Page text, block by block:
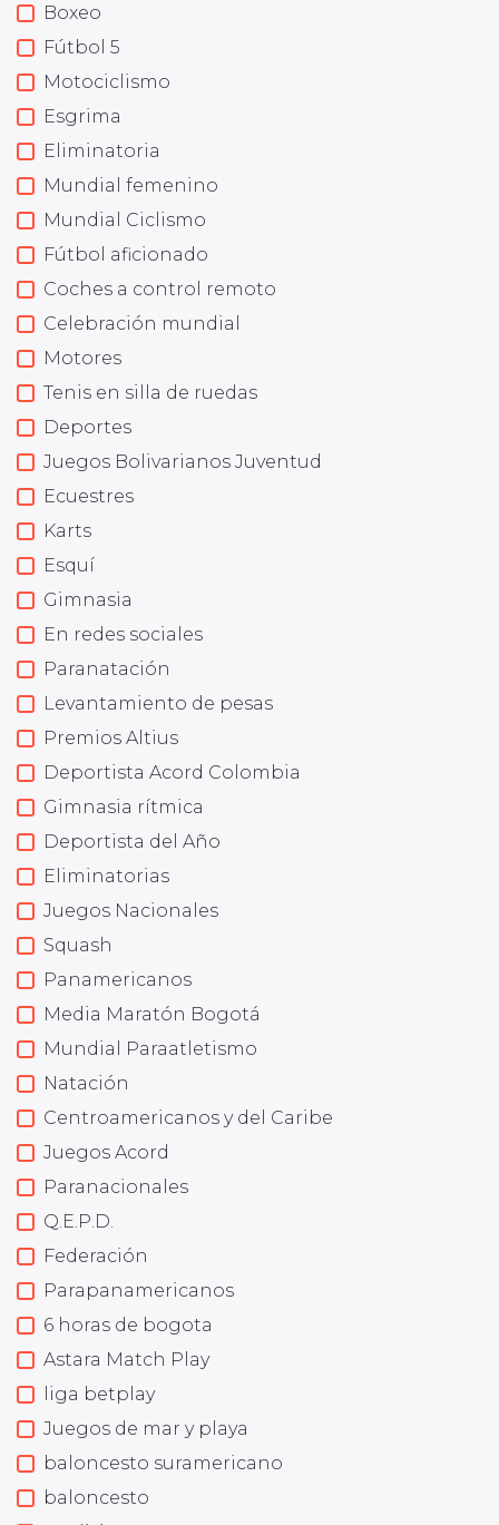
Boxeo
Fútbol 5
Motociclismo
Esgrima
Eliminatoria
Mundial femenino
Mundial Ciclismo
Fútbol aficionado
Coches a control remoto
Celebración mundial
Motores
Tenis en silla de ruedas
Deportes
Juegos Bolivarianos Juventud
Ecuestres
Karts
Esquí
Gimnasia
En redes sociales
Paranatación
Levantamiento de pesas
Premios Altius
Deportista Acord Colombia
Gimnasia rítmica
Deportista del Año
Eliminatorias
Juegos Nacionales
Squash
Panamericanos
Media Maratón Bogotá
Mundial Paraatletismo
Natación
Centroamericanos y del Caribe
Juegos Acord
Paranacionales
Q.E.P.D.
Federación
Parapanamericanos
6 horas de bogota
Astara Match Play
liga betplay
Juegos de mar y playa
baloncesto suramericano
baloncesto